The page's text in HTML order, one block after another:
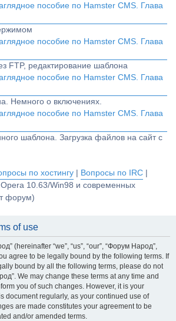
пособие по Hamster CMS. Глава
пособие по Hamster CMS. Глава
FTP, редактирование шаблона
пособие по Hamster CMS. Глава
Немного о включениях.
пособие по Hamster CMS. Глава
шаблона. Загрузка файлов на сайт с
по хостингу Вопросы по IRC
10.63/Win98 и современных
форум)
of use
(hereinafter “we”, “us”, “our”, “Форум Народ”,
agree to be legally bound by the following terms. If
bound by all the following terms, please do not
We may change these terms at any time and
you of such changes. However, it is your
document regularly, as your continued use of
are made constitutes your agreement to be
and/or amended terms.